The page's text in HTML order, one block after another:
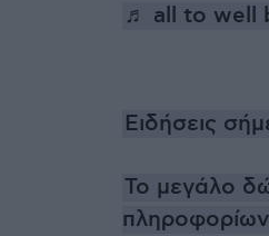
♬ all to well
Ειδήσεις
Το μεγάλο